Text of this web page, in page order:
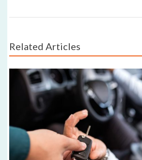
Related Articles